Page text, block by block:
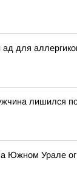
ад для
лишился
Южном Урале